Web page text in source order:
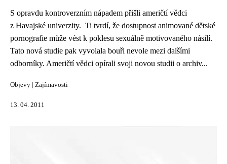
S opravdu kontroverzním nápadem přišli američtí vědci
z Havajské univerzity. Ti tvrdí, že dostupnost animované dětské
pornografie může vést k poklesu sexuálně motivovaného násilí.
Tato nová studie pak vyvolala bouři nevole mezi dalšími
odborníky. Američtí vědci opírali svoji novou studii o archiv...
Objevy Zajímavosti
13. 04. 2011